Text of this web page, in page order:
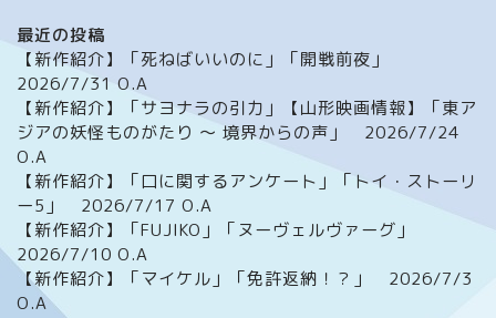
最近の投稿
【新作紹介】「死ねばいいのに」「開戦前夜」
2026/7/31 O.A
【新作紹介】「サヨナラの引力」【山形映画情報】「東ア
ジアの妖怪ものがたり ～ 境界からの声」 2026/7/24
O.A
【新作紹介】「口に関するアンケート」「トイ・ストーリ
ー5」 2026/7/17 O.A
【新作紹介】「FUJIKO」「ヌーヴェルヴァーグ」
2026/7/10 O.A
【新作紹介】「マイケル」「免許返納！？」 2026/7/3
O.A